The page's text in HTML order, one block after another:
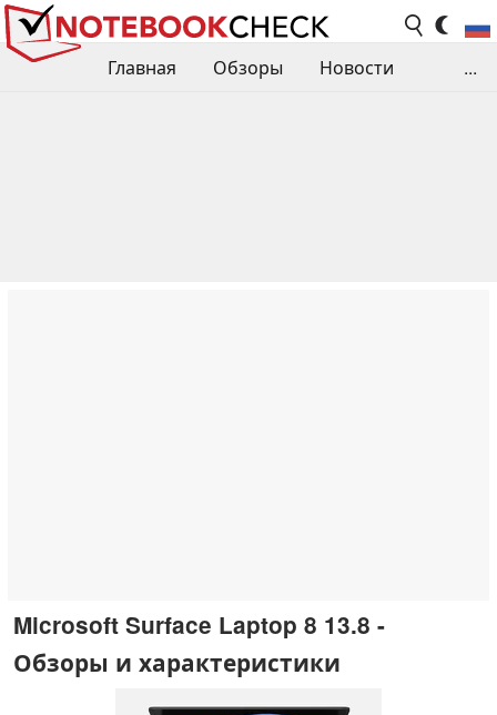
Главная Обзоры
Новости
...
Microsoft Surface Laptop 8 13.8 -
Обзоры и характеристики